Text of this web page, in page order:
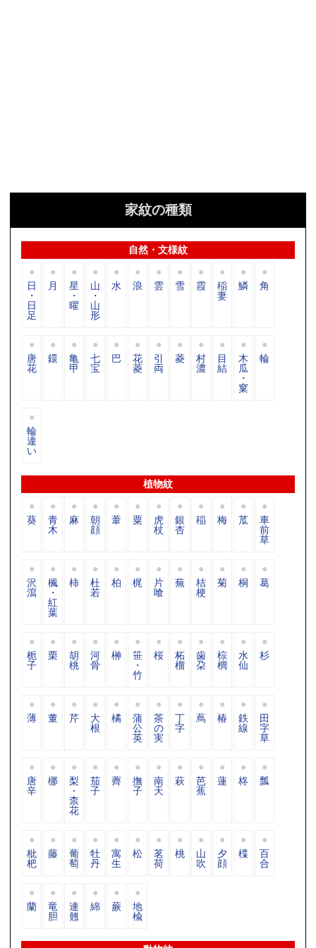
家紋の種類
自然・文様紋
日
・
日
足
月 星
・
曜
山
・
山
形
水 浪 雲 雪 霞 稲
妻
鱗 角
唐
花
鐶 亀
甲
七
宝
巴 花
菱
引
両
菱 村
濃
目
結
木
瓜
・
窠
輪
輪
違
い
植物紋
葵 青
木
麻 朝
顔
葦 粟 虎
杖
銀
杏
稲 梅 苽 車
前
草
沢
瀉
楓
・
紅
葉
柿 杜
若
柏 梶 片
喰
蕪 桔
梗
菊 桐 葛
栀
子
栗 胡
桃
河
骨
榊 笹
・
竹
桜 柘
榴
歯
朶
棕
櫚
水
仙
杉
薄 董 芹 大
根
橘 蒲
公
英
茶
の
実
丁
字
蔦 椿 鉄
線
田
字
草
唐
辛
梛 梨
・
柰
花
茄
子
薺 撫
子
南
天
萩 芭
蕉
蓮 柊 瓢
枇
杷
藤 葡
萄
牡
丹
寓
生
松 茗
荷
桃 山
吹
夕
顔
楪 百
合
蘭 竜
胆
連
翹
綿 蕨 地
楡